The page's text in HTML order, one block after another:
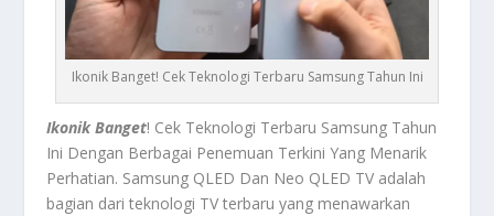
Ikonik Banget! Cek Teknologi Terbaru Samsung Tahun Ini
Ikonik Banget! Cek Teknologi Terbaru Samsung Tahun
Ini Dengan Berbagai Penemuan Terkini Yang Menarik
Perhatian. Samsung QLED Dan Neo QLED TV adalah
bagian dari teknologi TV terbaru yang menawarkan